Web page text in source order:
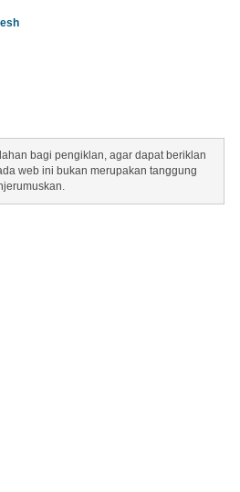
bagi pengiklan, agar dapat beriklan
web ini bukan merupakan tanggung